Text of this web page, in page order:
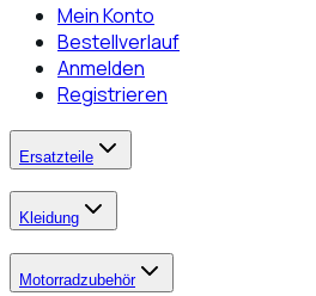
Mein Konto
Bestellverlauf
Anmelden
Registrieren
Ersatzteile
Kleidung
Motorradzubehör